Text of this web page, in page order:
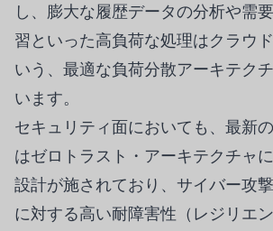
し、膨大な履歴データの分析や需
習といった高負荷な処理はクラウ
いう、最適な負荷分散アーキテク
います。
セキュリティ面においても、最新
はゼロトラスト・アーキテクチャ
設計が施されており、サイバー攻
に対する高い耐障害性（レジリエ